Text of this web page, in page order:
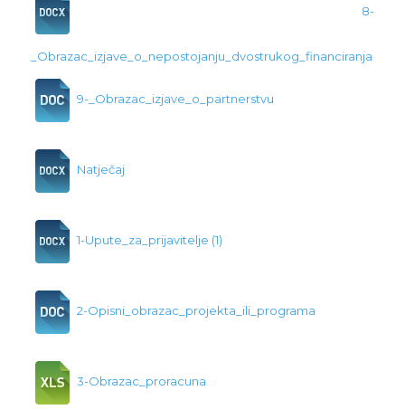
8-
_Obrazac_izjave_o_nepostojanju_dvostrukog_financiranja
9-_Obrazac_izjave_o_partnerstvu
Natječaj
1-Upute_za_prijavitelje (1)
2-Opisni_obrazac_projekta_ili_programa
3-Obrazac_proracuna